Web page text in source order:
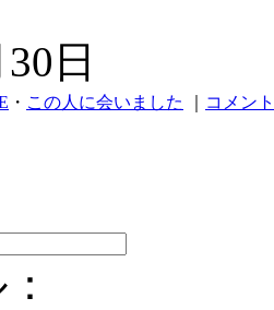
日
・ この人に会いました コメン